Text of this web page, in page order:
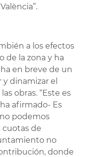
a los efectos
de la zona y ha
en breve de un
dinamizar el
obras. “Este es
afirmado- Es
podemos
cuotas de
no
donde